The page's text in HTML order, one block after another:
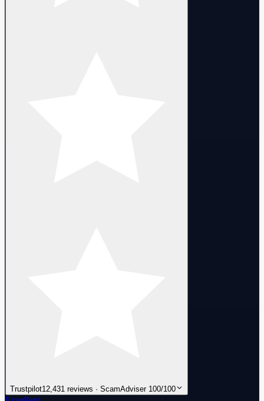
Trustpilot12,431 reviews · ScamAdviser 100/100